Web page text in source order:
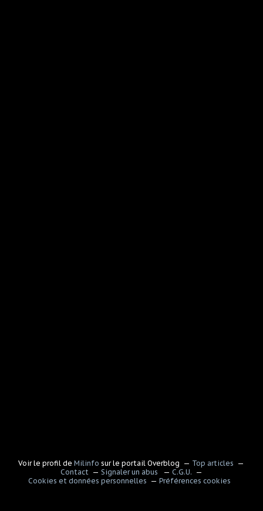
Voir le profil deMilinfo sur le portail Overblog
Top articles
Contact
Signaler un abus
C.G.U.
Cookies et données personnelles
Préférences cookies